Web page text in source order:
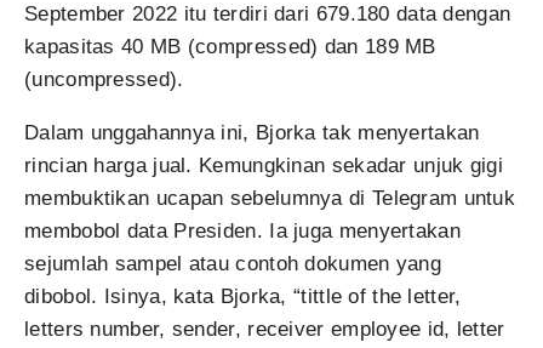
September 2022 itu terdiri dari 679.180 data dengan
kapasitas 40 MB (compressed) dan 189 MB
(uncompressed).
Dalam unggahannya ini, Bjorka tak menyertakan
rincian harga jual. Kemungkinan sekadar unjuk gigi
membuktikan ucapan sebelumnya di Telegram untuk
membobol data Presiden. Ia juga menyertakan
sejumlah sampel atau contoh dokumen yang
dibobol. Isinya, kata Bjorka, “tittle of the letter,
letters number, sender, receiver employee id, letter